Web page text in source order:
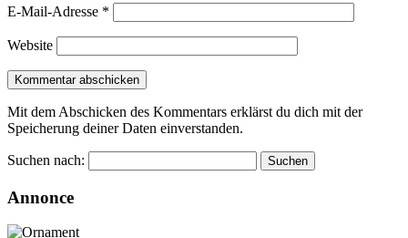
E-Mail-Adresse *
Website
Mit dem Abschicken des Kommentars erklärst du dich mit der
Speicherung deiner Daten einverstanden.
Suchen nach:
Annonce